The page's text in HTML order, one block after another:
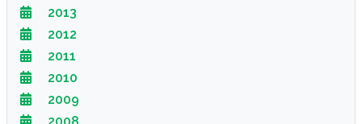
2013
2012
2011
2010
2009